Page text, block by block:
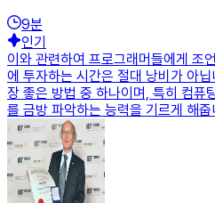
9분
인기
이와 관련하여 프로그래머들에게 조
에 투자하는 시간은 절대 낭비가 아
장 좋은 방법 중 하나이며, 특히 컴퓨
를 금방 파악하는 능력을 기르게 해